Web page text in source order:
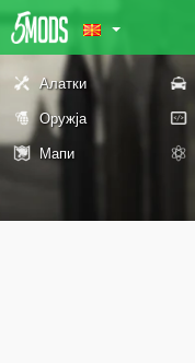
Алатки
Оружја
Мапи